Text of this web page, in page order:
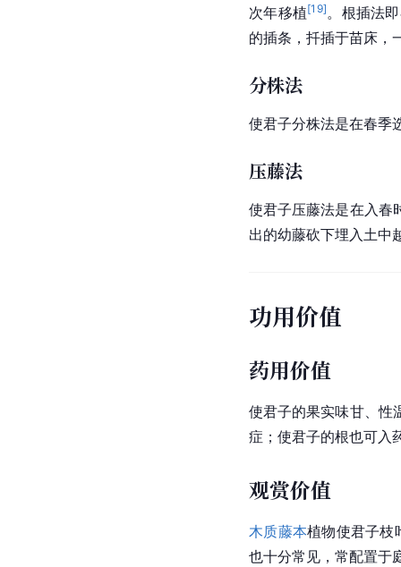
次年移植[19] 。根插法
的插条 ，扦插于苗床
分株法
使君子分株法是在春季
压藤法
使君子压藤法是在入春
出的幼藤砍下埋入土中
功用价值
药用价值
使君子的果实味甘、性
症；使君子的根也可入
观赏价值
木质藤本植物使君子枝
也十分常见，常配置于